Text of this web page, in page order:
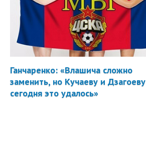
Ганчаренко: «Влашича сложно
заменить, но Кучаеву и Дзагоеву
сегодня это удалось»